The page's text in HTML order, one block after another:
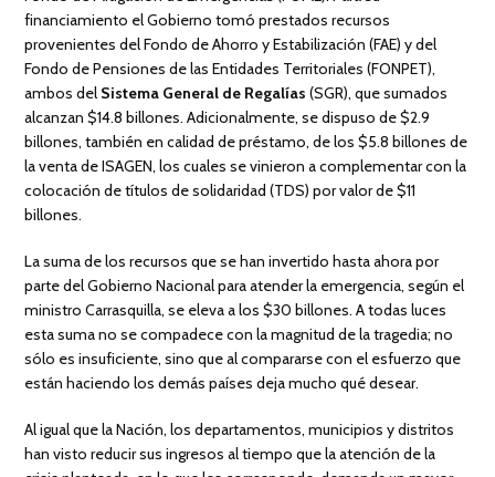
financiamiento el Gobierno tomó prestados recursos
provenientes del Fondo de Ahorro y Estabilización (FAE) y del
Fondo de Pensiones de las Entidades Territoriales (FONPET),
ambos del Sistema General de Regalías (SGR), que sumados
alcanzan $14.8 billones. Adicionalmente, se dispuso de $2.9
billones, también en calidad de préstamo, de los $5.8 billones de
la venta de ISAGEN, los cuales se vinieron a complementar con la
colocación de títulos de solidaridad (TDS) por valor de $11
billones.
La suma de los recursos que se han invertido hasta ahora por
parte del Gobierno Nacional para atender la emergencia, según el
ministro Carrasquilla, se eleva a los $30 billones. A todas luces
esta suma no se compadece con la magnitud de la tragedia; no
sólo es insuficiente, sino que al compararse con el esfuerzo que
están haciendo los demás países deja mucho qué desear.
Al igual que la Nación, los departamentos, municipios y distritos
han visto reducir sus ingresos al tiempo que la atención de la